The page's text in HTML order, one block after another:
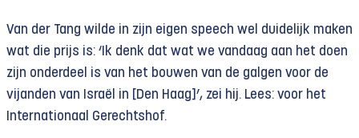
Van der Tang wilde in zijn eigen speech wel duidelijk maken
wat die prijs is: ‘Ik denk dat wat we vandaag aan het doen
zijn onderdeel is van het bouwen van de galgen voor de
vijanden van Israël in [Den Haag]’, zei hij. Lees: voor het
Internationaal Gerechtshof.